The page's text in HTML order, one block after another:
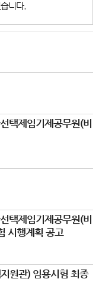
니다.
택제임기제공무원(비
택제임기제공무원(비
시행계획 공고
원관) 임용시험 최종